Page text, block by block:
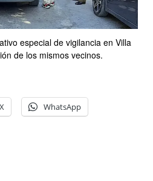
especial de vigilancia en Villa
de los mismos vecinos.
X WhatsApp